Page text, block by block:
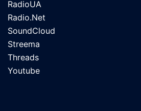
RadioUA
Radio.Net
SoundCloud
Streema
Threads
Youtube